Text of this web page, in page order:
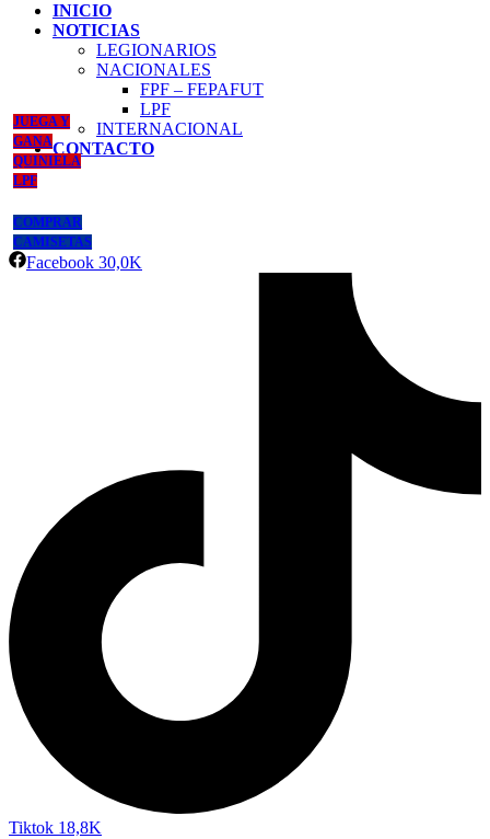
INICIO
NOTICIAS
LEGIONARIOS
NACIONALES
FPF – FEPAFUT
LPF
INTERNACIONAL
CONTACTO
JUEGA Y
GANA
QUINIELA
LPF
COMPRAR
CAMISETAS
Facebook 30,0K
Tiktok 18,8K